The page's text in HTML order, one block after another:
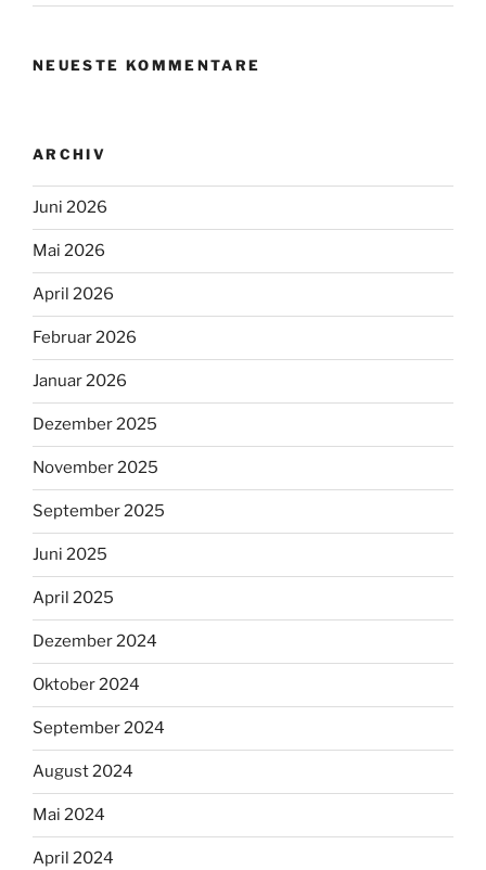
NEUESTE KOMMENTARE
ARCHIV
Juni 2026
Mai 2026
April 2026
Februar 2026
Januar 2026
Dezember 2025
November 2025
September 2025
Juni 2025
April 2025
Dezember 2024
Oktober 2024
September 2024
August 2024
Mai 2024
April 2024